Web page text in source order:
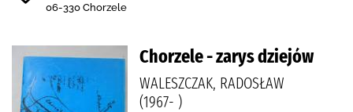
06-330 Chorzele
Chorzele - zarys dziejów
WALESZCZAK, RADOSŁAW
(1967- )